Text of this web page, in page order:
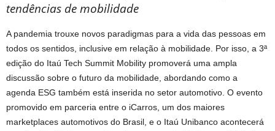
tendências de mobilidade
A pandemia trouxe novos paradigmas para a vida das pessoas em
todos os sentidos, inclusive em relação à mobilidade. Por isso, a 3ª
edição do Itaú Tech Summit Mobility promoverá uma ampla
discussão sobre o futuro da mobilidade, abordando como a
agenda ESG também está inserida no setor automotivo. O evento
promovido em parceria entre o iCarros, um dos maiores
marketplaces automotivos do Brasil, e o Itaú Unibanco acontecerá